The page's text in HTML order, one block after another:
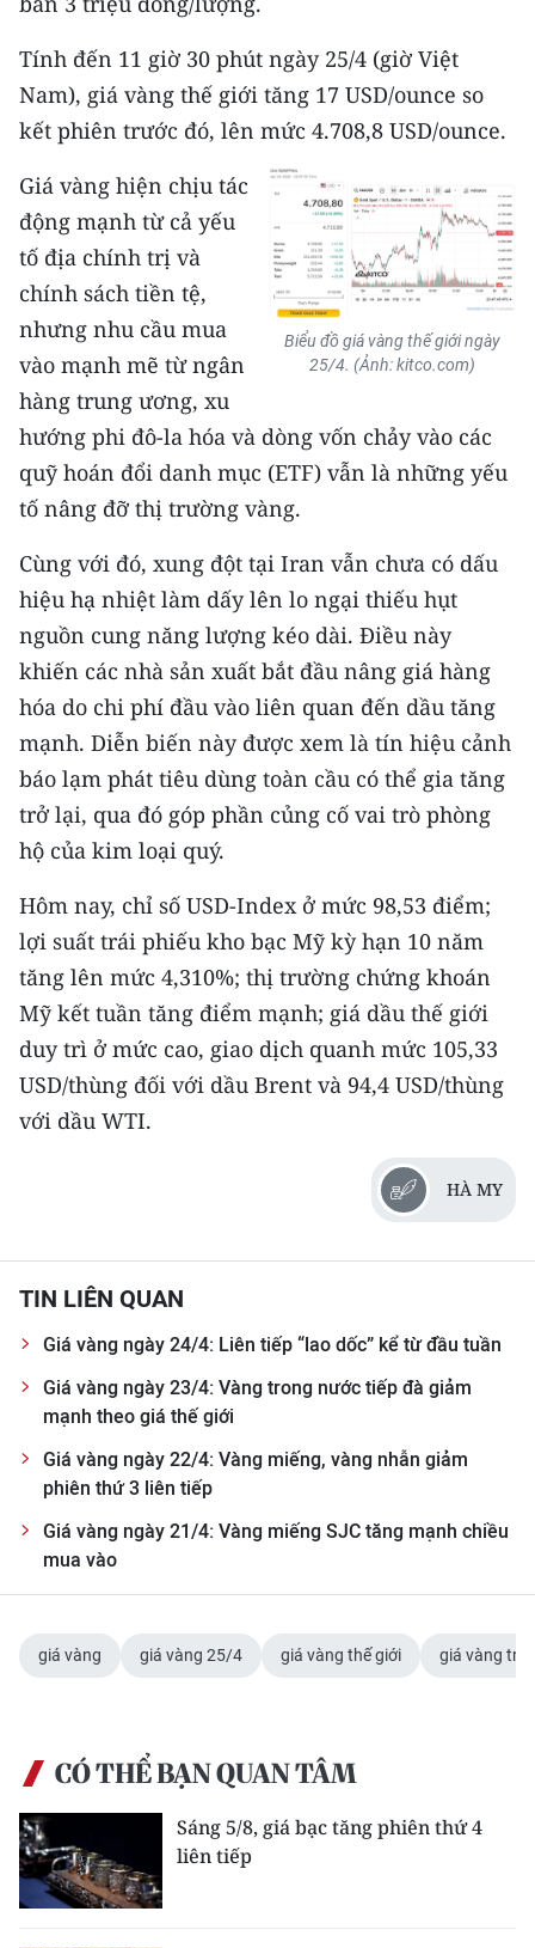
CHUYÊN ĐỀ
CÁC CHUYÊN TRANG
VỀ BÁO NHÂN DÂN
THỜI NAY
NHÂN DÂN CUỐI TUẦN
NHÂN DÂN HẰNG THÁNG
MUA BÁO
ĐỌC BÁO IN
ENGLISH
中文
FRANÇAIS
РУССКИЙ
ESPAÑOL
한국어
Tính đến 11 giờ 30 phút ngày 25/4 (giờ Việt
Nam), giá vàng thế giới tăng 17 USD/ounce so
kết phiên trước đó, lên mức 4.708,8 USD/ounce.
Biểu đồ giá vàng thế giới ngày
25/4. (Ảnh: kitco.com)
Giá vàng hiện chịu tác
động mạnh từ cả yếu
tố địa chính trị và
chính sách tiền tệ,
nhưng nhu cầu mua
vào mạnh mẽ từ ngân
hàng trung ương, xu
hướng phi đô-la hóa và dòng vốn chảy vào các
quỹ hoán đổi danh mục (ETF) vẫn là những yếu
tố nâng đỡ thị trường vàng.
Cùng với đó, xung đột tại Iran vẫn chưa có dấu
hiệu hạ nhiệt làm dấy lên lo ngại thiếu hụt
nguồn cung năng lượng kéo dài. Điều này
khiến các nhà sản xuất bắt đầu nâng giá hàng
hóa do chi phí đầu vào liên quan đến dầu tăng
mạnh. Diễn biến này được xem là tín hiệu cảnh
báo lạm phát tiêu dùng toàn cầu có thể gia tăng
trở lại, qua đó góp phần củng cố vai trò phòng
hộ của kim loại quý.
Hôm nay, chỉ số USD-Index ở mức 98,53 điểm;
lợi suất trái phiếu kho bạc Mỹ kỳ hạn 10 năm
tăng lên mức 4,310%; thị trường chứng khoán
Mỹ kết tuần tăng điểm mạnh; giá dầu thế giới
duy trì ở mức cao, giao dịch quanh mức 105,33
USD/thùng đối với dầu Brent và 94,4 USD/thùng
với dầu WTI.
HÀ MY
TIN LIÊN QUAN
Giá vàng ngày 24/4: Liên tiếp “lao dốc” kể từ đầu tuần
Giá vàng ngày 23/4: Vàng trong nước tiếp đà giảm
mạnh theo giá thế giới
Giá vàng ngày 22/4: Vàng miếng, vàng nhẫn giảm
phiên thứ 3 liên tiếp
Giá vàng ngày 21/4: Vàng miếng SJC tăng mạnh chiều
mua vào
giá vàng giá vàng 25/4 giá vàng thế giới giá vàng
CÓ THỂ BẠN QUAN TÂM
Sáng 5/8, giá bạc tăng phiên thứ 4
liên tiếp